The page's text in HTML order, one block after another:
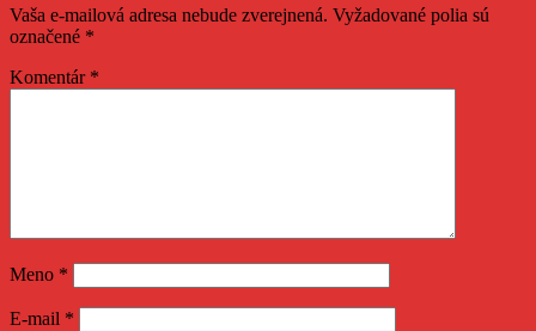
Vaša e-mailová adresa nebude zverejnená. Vyžadované polia sú
označené *
Komentár *
Meno *
E-mail *